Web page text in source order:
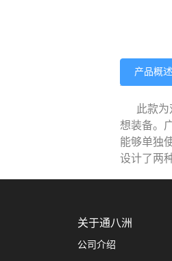
产品概述
此款为
想装备。
能够单独
设计了两
关于通八洲
公司介绍